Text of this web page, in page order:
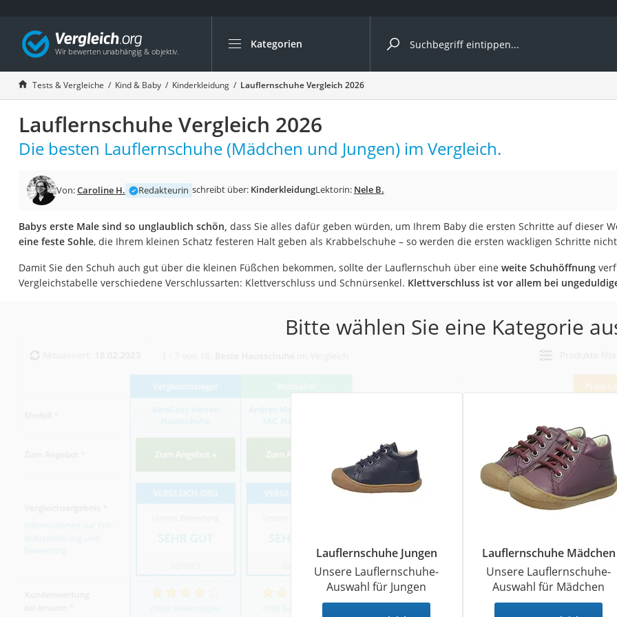
Kategorien
Die beliebtesten Vergleiche nach Kategorie
Kind & Baby
Babyphone mit 2 Kameras
Walkie-Talkie Kinder
Kindermatratzen
Rollschuhe für Kinder
Laufrad
Kinderschubkarre
Babyschlafsack
Barfußschuhe Kinder
Tests & Vergleiche Kind & Baby Kinderkleidung Lauflernschuhe Vergleich 2026
Lauflernschuhe Vergleich 2026
Die besten Lauflernschuhe (Mädchen und Jungen) im Vergleich.
Von:Caroline H. Redakteurin schreibt über: KinderkleidungLektorin: Nele B.
Babys erste Male sind so unglaublich schön, dass Sie alles dafür geben würden, um Ihrem Baby die ersten Schritte auf dieser
eine feste Sohle, die Ihrem kleinen Schatz festeren Halt geben als Krabbelschuhe – so werden die ersten wackligen Schritte
Damit Sie den Schuh auch gut über die kleinen Füßchen bekommen, sollte der Lauflernschuh über eine weite Schuhöffnung
Vergleichstabelle verschiedene Verschlussarten: Klettverschluss und Schnürsenkel. Klettverschluss ist vor allem bei
Bitte wählen Sie eine Kategorie
Lauflernschuhe Jungen
Unsere Lauflernschuhe-
Auswahl für Jungen
Lauflernschuhe Mädchen
Unsere Lauflernschuhe-
Auswahl für Mädchen